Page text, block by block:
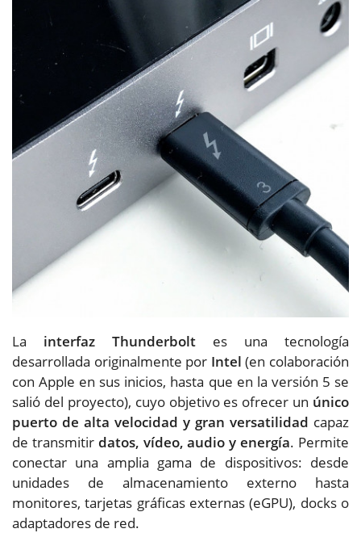
La interfaz Thunderbolt es una tecnología
desarrollada originalmente por Intel (en colaboración
con Apple en sus inicios, hasta que en la versión 5 se
salió del proyecto), cuyo objetivo es ofrecer un único
puerto de alta velocidad y gran versatilidad capaz
de transmitir datos, vídeo, audio y energía. Permite
conectar una amplia gama de dispositivos: desde
unidades de almacenamiento externo hasta
monitores, tarjetas gráficas externas (eGPU), docks o
adaptadores de red.